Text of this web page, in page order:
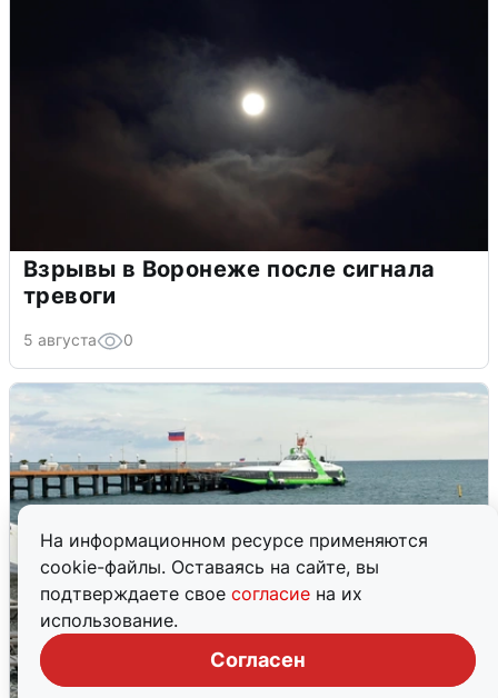
На информационном ресурсе применяются
cookie-файлы. Оставаясь на сайте, вы
подтверждаете свое согласие на их
использование.
Согласен
Взрывы в Воронеже после сигнала
тревоги
5 августа 0